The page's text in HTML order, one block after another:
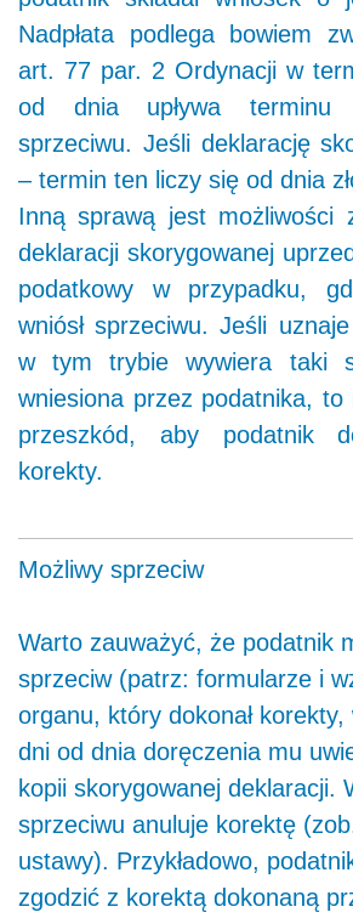
Nadpłata podlega bowiem
art. 77 par. 2 Ordynacji w
od dnia upływa terminu
sprzeciwu. Jeśli deklarację
– termin ten liczy się od dnia
Inną sprawą jest możliwości
deklaracji skorygowanej
podatkowy w przypadku,
wniósł sprzeciwu. Jeśli
w tym trybie wywiera taki
wniesiona przez podatnika, to
przeszkód, aby podatnik
korekty.
Możliwy sprzeciw
Warto zauważyć, że podatnik
sprzeciw (patrz: formularze i
organu, który dokonał
dni od dnia doręczenia mu
kopii skorygowanej deklaracji.
sprzeciwu anuluje korektę
ustawy). Przykładowo,
zgodzić z korektą dokonaną